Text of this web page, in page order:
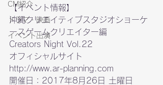
CM紹介
ドラマ・映画
イベント出演
【イベント情報】
沖縄クリエイティブスタジオショーケ
ースゲームクリエイター編
Creators Night Vol.22
http://www.ar-planning.com
開催日：2017年8月26日 土曜日